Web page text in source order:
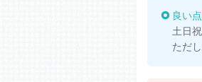
良い点
土日
ただ